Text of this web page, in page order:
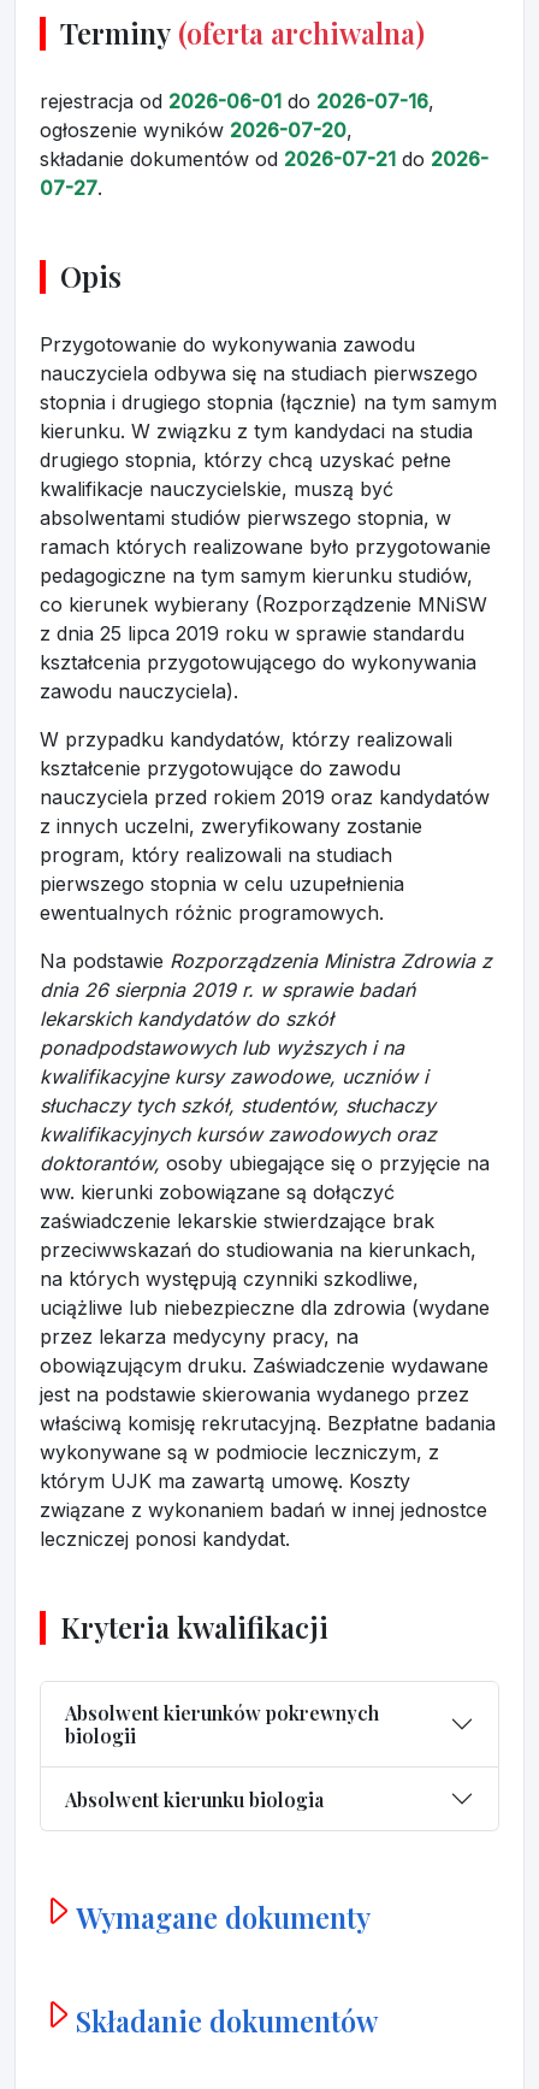
Terminy (oferta archiwalna)
rejestracja od 2026-06-01 do 2026-07-16,
ogłoszenie wyników 2026-07-20,
składanie dokumentów od 2026-07-21 do 2026-
07-27.
Opis
Przygotowanie do wykonywania zawodu
nauczyciela odbywa się na studiach pierwszego
stopnia i drugiego stopnia (łącznie) na tym samym
kierunku. W związku z tym kandydaci na studia
drugiego stopnia, którzy chcą uzyskać pełne
kwalifikacje nauczycielskie, muszą być
absolwentami studiów pierwszego stopnia, w
ramach których realizowane było przygotowanie
pedagogiczne na tym samym kierunku studiów,
co kierunek wybierany (Rozporządzenie MNiSW
z dnia 25 lipca 2019 roku w sprawie standardu
kształcenia przygotowującego do wykonywania
zawodu nauczyciela).
W przypadku kandydatów, którzy realizowali
kształcenie przygotowujące do zawodu
nauczyciela przed rokiem 2019 oraz kandydatów
z innych uczelni, zweryfikowany zostanie
program, który realizowali na studiach
pierwszego stopnia w celu uzupełnienia
ewentualnych różnic programowych.
Na podstawie Rozporządzenia Ministra Zdrowia z
dnia 26 sierpnia 2019 r. w sprawie badań
lekarskich kandydatów do szkół
ponadpodstawowych lub wyższych i na
kwalifikacyjne kursy zawodowe, uczniów i
słuchaczy tych szkół, studentów, słuchaczy
kwalifikacyjnych kursów zawodowych oraz
doktorantów, osoby ubiegające się o przyjęcie na
ww. kierunki zobowiązane są dołączyć
zaświadczenie lekarskie stwierdzające brak
przeciwwskazań do studiowania na kierunkach,
na których występują czynniki szkodliwe,
uciążliwe lub niebezpieczne dla zdrowia (wydane
przez lekarza medycyny pracy, na
obowiązującym druku. Zaświadczenie wydawane
jest na podstawie skierowania wydanego przez
właściwą komisję rekrutacyjną. Bezpłatne badania
wykonywane są w podmiocie leczniczym, z
którym UJK ma zawartą umowę. Koszty
związane z wykonaniem badań w innej jednostce
leczniczej ponosi kandydat.
Kryteria kwalifikacji
Absolwent kierunków pokrewnych
biologii
Absolwent kierunku biologia
Wymagane dokumenty
Składanie dokumentów